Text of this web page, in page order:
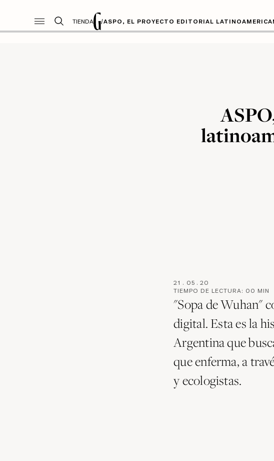
TIENDA /ASPO, EL PROYECTO EDITORIAL
21 . 05 . 20
TIEMPO DE LECTURA: 00 MIN
"Sopa de Wuhan"
digital. Esta es la
Argentina que
que enferma, a
y ecologistas.